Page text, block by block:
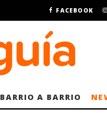
FACEBOOK
BARRIO A BARRIO